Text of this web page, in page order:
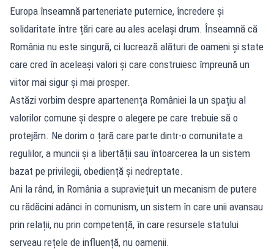
Europa înseamnă parteneriate puternice, încredere și
solidaritate între țări care au ales același drum. Înseamnă că
România nu este singură, ci lucrează alături de oameni și state
care cred în aceleași valori și care construiesc împreună un
viitor mai sigur și mai prosper.
Astăzi vorbim despre apartenența României la un spațiu al
valorilor comune și despre o alegere pe care trebuie să o
protejăm. Ne dorim o țară care parte dintr-o comunitate a
regulilor, a muncii și a libertății sau întoarcerea la un sistem
bazat pe privilegii, obediență și nedreptate.
Ani la rând, în România a supraviețuit un mecanism de putere
cu rădăcini adânci în comunism, un sistem în care unii avansau
prin relații, nu prin competență, în care resursele statului
serveau rețele de influență, nu oamenii.